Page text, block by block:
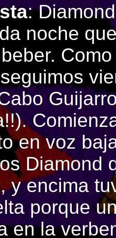
:
que
en voz
Diamond
y encima
porque
en la